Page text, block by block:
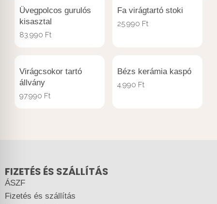
Üvegpolcos gurulós
kisasztal
83.990 Ft
Fa virágtartó stoki
25.990 Ft
Virágcsokor tartó
állvány
97.990 Ft
Bézs kerámia kaspó
4.990 Ft
FIZETÉS ÉS SZÁLLÍTÁS
ÁSZF
Fizetés és szállítás